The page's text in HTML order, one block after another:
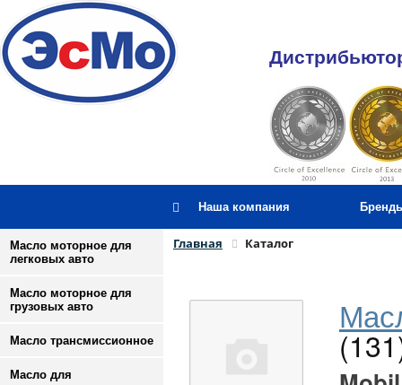
Наша компания
Масло моторное для
легковых авто
Масло моторное для
грузовых авто
Масло трансмиссионное
Масло для
Главная Каталог